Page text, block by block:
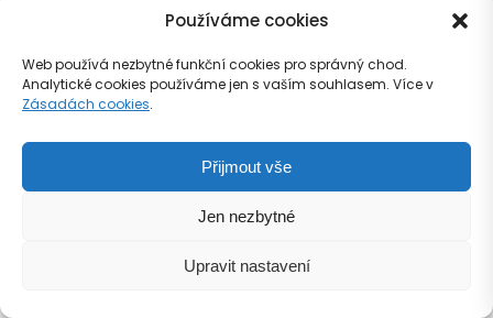
Používáme cookies
Web používá nezbytné funkční cookies pro správný chod.
Analytické cookies používáme jen s vaším souhlasem. Více v
Zásadách cookies.
Přijmout vše
Jen nezbytné
Upravit nastavení
Jestřabec